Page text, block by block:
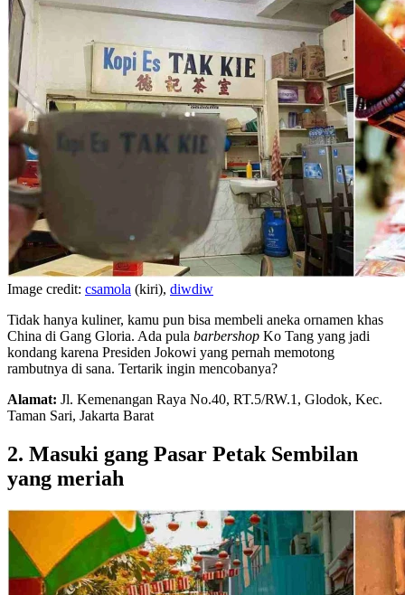
Image credit: csamola (kiri), diwdiw
Tidak hanya kuliner, kamu pun bisa membeli aneka ornamen khas
China di Gang Gloria. Ada pula barbershop Ko Tang yang jadi
kondang karena Presiden Jokowi yang pernah memotong
rambutnya di sana. Tertarik ingin mencobanya?
Alamat: Jl. Kemenangan Raya No.40, RT.5/RW.1, Glodok, Kec.
Taman Sari, Jakarta Barat
2. Masuki gang Pasar Petak Sembilan
yang meriah